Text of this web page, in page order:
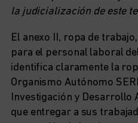
la judicialización de este
El anexo II, ropa de
para el personal laboral
identifica claramente la
Organismo Autónomo
Investigación y
que entregar a sus